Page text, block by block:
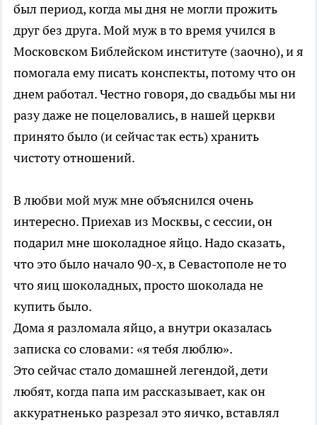
был период, когда мы дня не могли прожить
друг без друга. Мой муж в то время учился в
Московском Библейском институте (заочно), и я
помогала ему писать конспекты, потому что он
днем работал. Честно говоря, до свадьбы мы ни
разу даже не поцеловались, в нашей церкви
принято было (и сейчас так есть) хранить
чистоту отношений.
В любви мой муж мне объяснился очень
интересно. Приехав из Москвы, с сессии, он
подарил мне шоколадное яйцо. Надо сказать,
что это было начало 90-х, в Севастополе не то
что яиц шоколадных, просто шоколада не
купить было.
Дома я разломала яйцо, а внутри оказалась
записка со словами: «я тебя люблю».
Это сейчас стало домашней легендой, дети
любят, когда папа им рассказывает, как он
аккуратненько разрезал это яичко, вставлял